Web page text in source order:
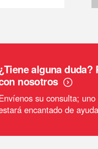
alguna duda?
nosotros
su consulta;
encantado de